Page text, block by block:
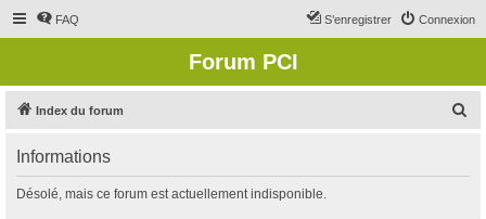
FAQ Connexion
S’enregistrer
Forum PCI
Index du forum
Informations
Désolé, mais ce forum est actuellement indisponible.